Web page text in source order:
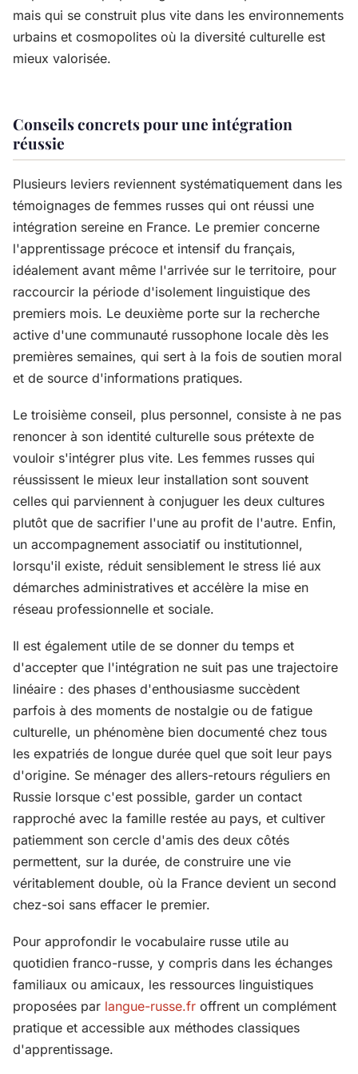
mais qui se construit plus vite dans les environnements
urbains et cosmopolites où la diversité culturelle est
mieux valorisée.
Conseils concrets pour une intégration
réussie
Plusieurs leviers reviennent systématiquement dans les
témoignages de femmes russes qui ont réussi une
intégration sereine en France. Le premier concerne
l'apprentissage précoce et intensif du français,
idéalement avant même l'arrivée sur le territoire, pour
raccourcir la période d'isolement linguistique des
premiers mois. Le deuxième porte sur la recherche
active d'une communauté russophone locale dès les
premières semaines, qui sert à la fois de soutien moral
et de source d'informations pratiques.
Le troisième conseil, plus personnel, consiste à ne pas
renoncer à son identité culturelle sous prétexte de
vouloir s'intégrer plus vite. Les femmes russes qui
réussissent le mieux leur installation sont souvent
celles qui parviennent à conjuguer les deux cultures
plutôt que de sacrifier l'une au profit de l'autre. Enfin,
un accompagnement associatif ou institutionnel,
lorsqu'il existe, réduit sensiblement le stress lié aux
démarches administratives et accélère la mise en
réseau professionnelle et sociale.
Il est également utile de se donner du temps et
d'accepter que l'intégration ne suit pas une trajectoire
linéaire : des phases d'enthousiasme succèdent
parfois à des moments de nostalgie ou de fatigue
culturelle, un phénomène bien documenté chez tous
les expatriés de longue durée quel que soit leur pays
d'origine. Se ménager des allers-retours réguliers en
Russie lorsque c'est possible, garder un contact
rapproché avec la famille restée au pays, et cultiver
patiemment son cercle d'amis des deux côtés
permettent, sur la durée, de construire une vie
véritablement double, où la France devient un second
chez-soi sans effacer le premier.
Pour approfondir le vocabulaire russe utile au
quotidien franco-russe, y compris dans les échanges
familiaux ou amicaux, les ressources linguistiques
proposées par langue-russe.fr offrent un complément
pratique et accessible aux méthodes classiques
d'apprentissage.